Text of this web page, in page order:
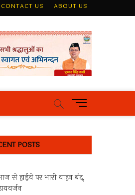
CONTACT US ABOUT US
M
e
u
u
t
POSTS
आज से हाईवे पर भारी वाहन बंद,